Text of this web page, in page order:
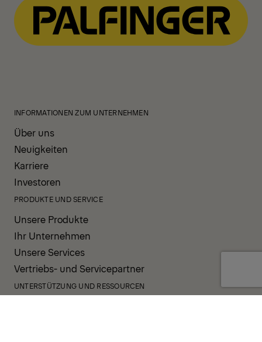
INFORMATIONEN ZUM UNTERNEHMEN
Über uns
Neuigkeiten
Karriere
Investoren
PRODUKTE UND SERVICE
Unsere Produkte
Ihr Unternehmen
Unsere Services
Vertriebs- und Servicepartner
UNTERSTÜTZUNG UND RESSOURCEN